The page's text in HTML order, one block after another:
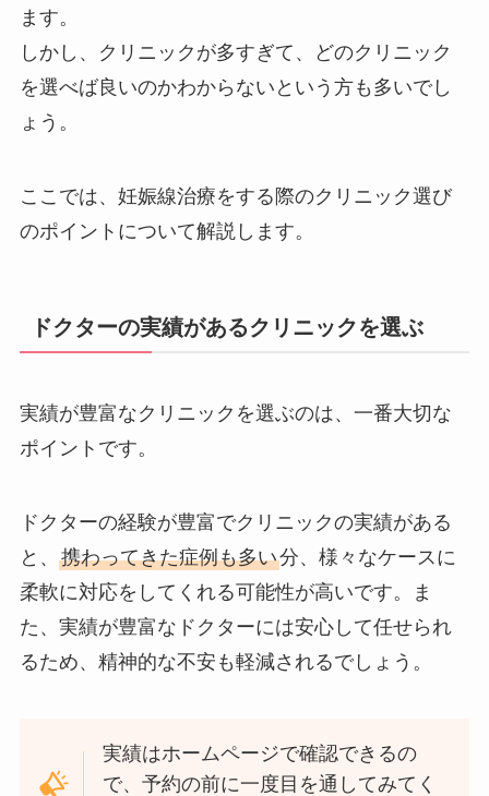
ます。
しかし、クリニックが多すぎて、どのクリニック
を選べば良いのかわからないという方も多いでし
ょう。
ここでは、妊娠線治療をする際のクリニック選び
のポイントについて解説します。
ドクターの実績があるクリニックを選ぶ
実績が豊富なクリニックを選ぶのは、一番大切な
ポイントです。
ドクターの経験が豊富でクリニックの実績がある
と、 携わってきた症例も多い分、様々なケースに
柔軟に対応をしてくれる可能性が高いです。ま
た、実績が豊富なドクターには安心して任せられ
るため、精神的な不安も軽減されるでしょう。
実績はホームページで確認できるの
で、予約の前に一度目を通してみてく